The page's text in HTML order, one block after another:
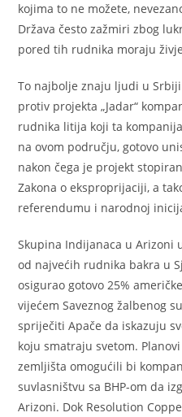
kojima to ne možete,
Država često zažmiri zbog
pored tih rudnika moraju
To najbolje znaju ljudi u
protiv projekta „Jadar“
rudnika litija koji ta
na ovom području, gotovo
nakon čega je projekt
Zakona o eksproprijaciji, a
referendumu i narodnoj
Skupina Indijanaca u Arizoni
od najvećih rudnika bakra u
osigurao gotovo 25%
vijećem Saveznog žalbenog
spriječiti Apače da iskazuju
koju smatraju svetom.
zemljišta omogućili bi
suvlasništvu sa BHP-om da
Arizoni. Dok Resolution